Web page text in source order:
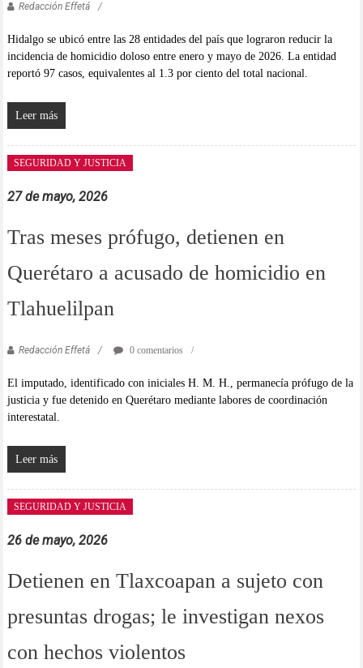
Redacción Effetá
Hidalgo se ubicó entre las 28 entidades del país que lograron reducir la
incidencia de homicidio doloso entre enero y mayo de 2026. La entidad
reportó 97 casos, equivalentes al 1.3 por ciento del total nacional.
Leer más
SEGURIDAD Y JUSTICIA
27 de mayo, 2026
Tras meses prófugo, detienen en
Querétaro a acusado de homicidio en
Tlahuelilpan
Redacción Effetá 0 comentarios
El imputado, identificado con iniciales H. M. H., permanecía prófugo de la
justicia y fue detenido en Querétaro mediante labores de coordinación
interestatal.
Leer más
SEGURIDAD Y JUSTICIA
26 de mayo, 2026
Detienen en Tlaxcoapan a sujeto con
presuntas drogas; le investigan nexos
con hechos violentos